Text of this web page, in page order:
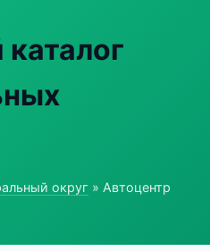
округ » Автоцентр